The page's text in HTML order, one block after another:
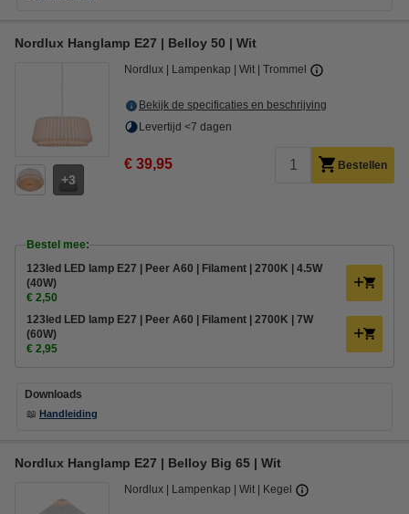
Nordlux Hanglamp E27 | Belloy 50 | Wit
3
Nordlux Lampenkap Wit Trommel
Bekijk de specificaties en beschrijving
Levertijd <7 dagen
€ 39,95 Bestellen
Bestel mee:
123led LED lamp E27 | Peer A60 | Filament | 2700K | 4.5W
(40W)
€ 2,50
123led LED lamp E27 | Peer A60 | Filament | 2700K | 7W
(60W)
€ 2,95
Downloads
📖 Handleiding
Nordlux Hanglamp E27 | Belloy Big 65 | Wit
Nordlux Lampenkap Wit Kegel